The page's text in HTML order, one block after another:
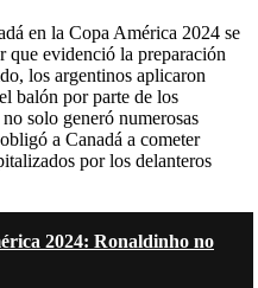
en la Copa América 2024 se
que evidenció la preparación
los argentinos aplicaron
balón por parte de los
solo generó numerosas
a Canadá a cometer
por los delanteros
2024: Ronaldinho no